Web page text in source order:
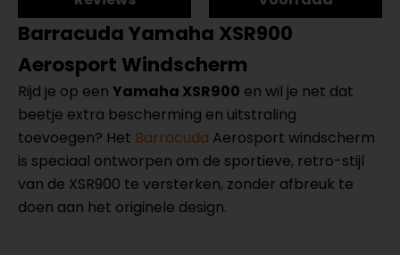
Barracuda Yamaha XSR900
Aerosport Windscherm
Rijd je op een Yamaha XSR900 en wil je net dat
beetje extra bescherming en uitstraling
toevoegen? Het Barracuda Aerosport windscherm
is speciaal ontworpen om de sportieve, retro-stijl
van de XSR900 te versterken, zonder afbreuk te
doen aan het originele design.